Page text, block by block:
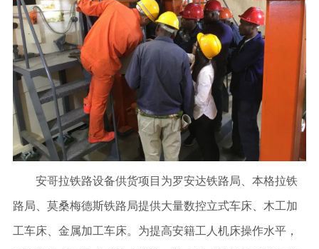
安哥拉铁路设备供货项目为罗安达铁路局、本格拉铁
路局、莫桑梅德斯铁路局提供大量数控立式车床、木工加
工车床、金属加工车床。为提高安籍工人机床操作水平，